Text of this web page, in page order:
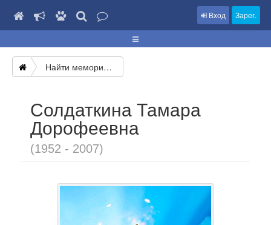
Вход Зарег.
Найти мемориал
Солдаткина Тамара
Дорофеевна
(1952 - 2007)